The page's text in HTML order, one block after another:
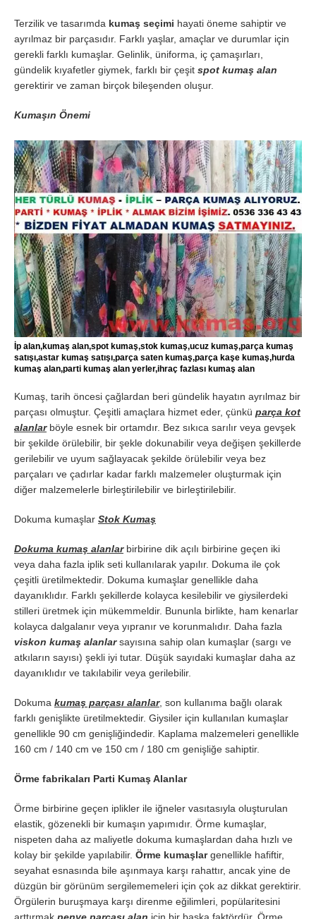
Terzilik ve tasarımda kumaş seçimi hayati öneme sahiptir ve
ayrılmaz bir parçasıdır. Farklı yaşlar, amaçlar ve durumlar için
gerekli farklı kumaşlar. Gelinlik, üniforma, iç çamaşırları,
gündelik kıyafetler giymek, farklı bir çeşit spot kumaş alan
gerektirir ve zaman birçok bileşenden oluşur.
Kumaşın Önemi
İp alan,kumaş alan,spot kumaş,stok kumaş,ucuz kumaş,parça kumaş
satışı,astar kumaş satışı,parça saten kumaş,parça kaşe kumaş,hurda
kumaş alan,parti kumaş alan yerler,ihraç fazlası kumaş alan
Kumaş, tarih öncesi çağlardan beri gündelik hayatın ayrılmaz bir
parçası olmuştur. Çeşitli amaçlara hizmet eder, çünkü parça kot
alanlarböyle esnek bir ortamdır. Bez sıkıca sarılır veya gevşek
bir şekilde örülebilir, bir şekle dokunabilir veya değişen şekillerde
gerilebilir ve uyum sağlayacak şekilde örülebilir veya bez
parçaları ve çadırlar kadar farklı malzemeler oluşturmak için
diğer malzemelerle birleştirilebilir ve birleştirilebilir.
Dokuma kumaşlar Stok Kumaş
Dokuma kumaş alanlarbirbirine dik açılı birbirine geçen iki
veya daha fazla iplik seti kullanılarak yapılır. Dokuma ile çok
çeşitli üretilmektedir. Dokuma kumaşlar genellikle daha
dayanıklıdır. Farklı şekillerde kolayca kesilebilir ve giysilerdeki
stilleri üretmek için mükemmeldir. Bununla birlikte, ham kenarlar
kolayca dalgalanır veya yıpranır ve korunmalıdır. Daha fazla
viskon kumaş alanlarsayısına sahip olan kumaşlar (sargı ve
atkıların sayısı) şekli iyi tutar. Düşük sayıdaki kumaşlar daha az
dayanıklıdır ve takılabilir veya gerilebilir.
Dokuma kumaş parçası alanlar, son kullanıma bağlı olarak
farklı genişlikte üretilmektedir. Giysiler için kullanılan kumaşlar
genellikle 90 cm genişliğindedir. Kaplama malzemeleri genellikle
160 cm / 140 cm ve 150 cm / 180 cm genişliğe sahiptir.
Örme fabrikaları Parti Kumaş Alanlar
Örme birbirine geçen iplikler ile iğneler vasıtasıyla oluşturulan
elastik, gözenekli bir kumaşın yapımıdır. Örme kumaşlar,
nispeten daha az maliyetle dokuma kumaşlardan daha hızlı ve
kolay bir şekilde yapılabilir. Örme kumaşlargenellikle hafiftir,
seyahat esnasında bile aşınmaya karşı rahattır, ancak yine de
düzgün bir görünüm sergilememeleri için çok az dikkat gerektirir.
Örgülerin buruşmaya karşı direnme eğilimleri, popülaritesini